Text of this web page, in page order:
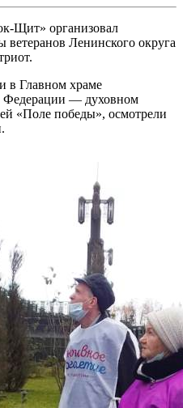
Щит» организовал
Ленинского округа
в Главном храме
Федерации — духовном
«Поле победы», осмотрели